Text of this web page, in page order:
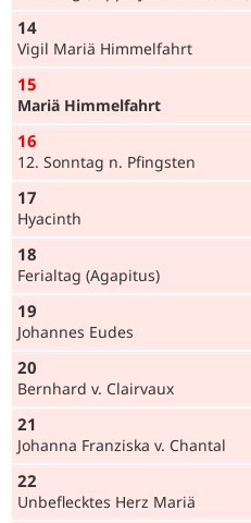
14
Vigil Mariä Himmelfahrt
15
Mariä Himmelfahrt
16
12. Sonntag n. Pfingsten
17
Hyacinth
18
Ferialtag (Agapitus)
19
Johannes Eudes
20
Bernhard v. Clairvaux
21
Johanna Franziska v. Chantal
22
Unbeflecktes Herz Mariä